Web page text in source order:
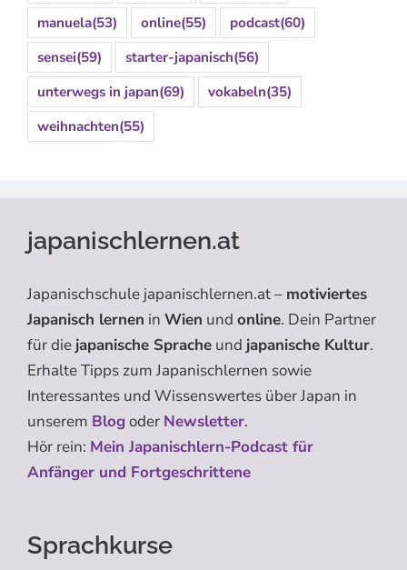
manuela(53) online(55) podcast(60)
sensei(59) starter-japanisch(56)
unterwegs in japan(69) vokabeln(35)
weihnachten(55)
japanischlernen.at
Japanischschule japanischlernen.at – motiviertes
Japanisch lernen in Wien und online. Dein Partner
für die japanische Sprache und japanische Kultur.
Erhalte Tipps zum Japanischlernen sowie
Interessantes und Wissenswertes über Japan in
unserem Blogoder Newsletter.
Hör rein: Mein Japanischlern-Podcast für
Anfänger und Fortgeschrittene
Sprachkurse